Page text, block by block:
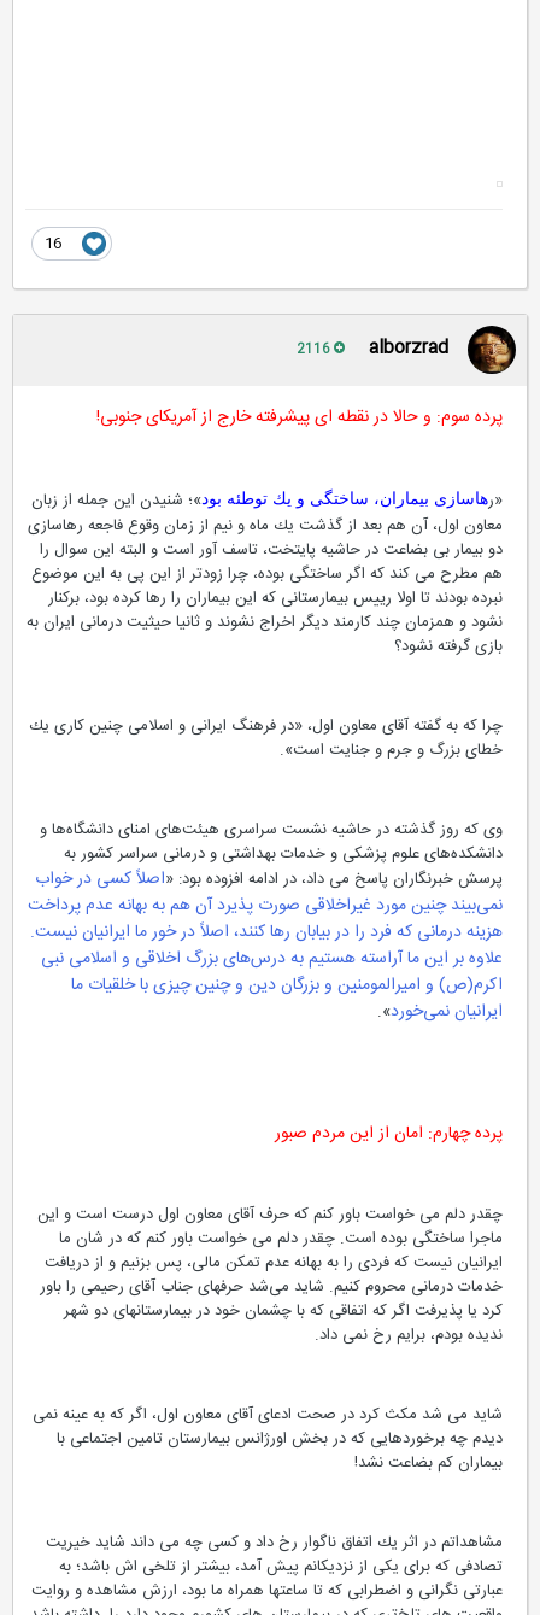
alborzrad
پرده سوم: و حالا در نقطه ای پیشرفته خارج از آمریكای جنوبی!
هاسازی بیماران، ساختگی و یك توطئه بود»‌؛ شنیدن این جمله از زبان
معاون اول، آن هم بعد از گذشت یك ماه و نیم از زمان وقوع فاجعه رهاسازی
دو بیمار بی بضاعت در حاشیه پایتخت، تاسف آور است و البته این سوال را
هم مطرح می كند كه اگر ساختگی بوده، چرا زودتر از این پی به این موضوع
نبرده بودند تا اولا رییس بیمارستانی كه این بیماران را رها كرده بود، بركنار
نشود و همزمان چند كارمند دیگر اخراج نشوند و ثانیا حیثیت درمانی ایران به
بازی گرفته نشود؟
چرا كه به گفته آقای معاون اول، «در فرهنگ ایرانی و اسلامی چنین كاری یك
خطای بزرگ و جرم و جنایت است».
وی كه روز گذشته در حاشیه نشست سراسری هیئت‌های امنای دانشگاه‌ها و
دانشكده‌های علوم پزشكی و خدمات بهداشتی و درمانی سراسر كشور به
پرسش خبرنگاران پاسخ می داد، در ادامه افزوده بود: «اصلاً كسی در خواب
نمی‌بیند چنین مورد غیراخلاقی صورت پذیرد آن هم به بهانه عدم پرداخت
هزینه درمانی كه فرد را در بیابان رها كنند، اصلاً در خور ما ایرانیان نیست.
علاوه بر این ما آراسته هستیم به درس‌های بزرگ اخلاقی و اسلامی نبی
اكرم(ص) و امیرالمومنین و بزرگان دین و چنین چیزی با خلقیات ما
ایرانیان نمی‌خورد».
پرده چهارم: امان از این مردم صبور
چقدر دلم می خواست باور كنم كه حرف آقای معاون اول درست است و این
ماجرا ساختگی بوده است. چقدر دلم می خواست باور كنم كه در شان ما
ایرانیان نیست كه فردی را به بهانه عدم تمكن مالی، پس بزنیم و از دریافت
خدمات درمانی محروم كنیم. شاید می‌شد حرفهای جناب آقای رحیمی را باور
كرد یا پذیرفت اگر كه اتفاقی كه با چشمان خود در بیمارستانهای دو شهر
ندیده بودم، برایم رخ نمی داد.
شاید می شد مكث كرد در صحت ادعای آقای معاون اول، اگر كه به عینه نمی
دیدم چه برخوردهایی كه در بخش اورژانس بیمارستان تامین اجتماعی با
بیماران كم بضاعت نشد!
مشاهداتم در اثر یك اتفاق ناگوار رخ داد و كسی چه می داند شاید خیریت
تصادفی كه برای یكی از نزدیكانم پیش آمد، بیشتر از تلخی اش باشد؛ به
عبارتی نگرانی و اضطرابی كه تا ساعتها همراه ما بود، ارزش مشاهده و روایت